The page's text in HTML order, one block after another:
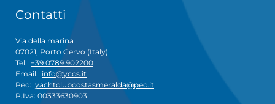
Contatti
Via della marina
07021, Porto Cervo (Italy)
Tel: +39 0789 902200
Email: info@yccs.it
Pec: yachtclubcostasmeralda@pec.it
P.Iva: 00333630903